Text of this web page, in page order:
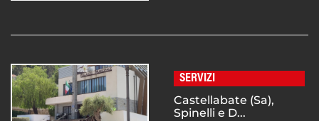
SERVIZI
Castellabate (Sa),
Spinelli e D...